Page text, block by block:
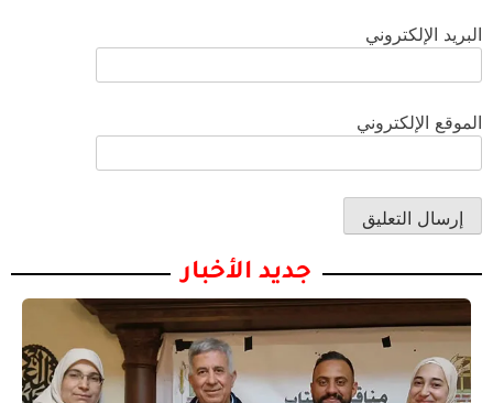
البريد الإلكتروني
الموقع الإلكتروني
جديد الأخبار